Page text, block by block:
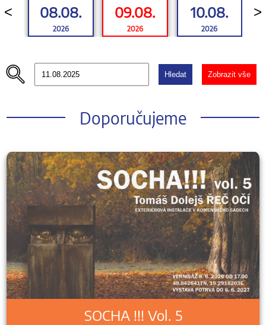
< 08.08.
2026
09.08.
2026
10.08.
2026
>
Hledat Zobrazit vše
Doporučujeme
SOCHA !!! Vol. 5